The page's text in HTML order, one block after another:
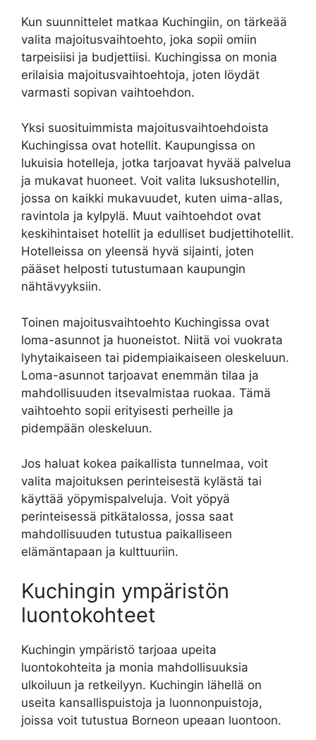
Kun suunnittelet matkaa Kuchingiin, on tärkeää
valita majoitusvaihtoehto, joka sopii omiin
tarpeisiisi ja budjettiisi. Kuchingissa on monia
erilaisia majoitusvaihtoehtoja, joten löydät
varmasti sopivan vaihtoehdon.
Yksi suosituimmista majoitusvaihtoehdoista
Kuchingissa ovat hotellit. Kaupungissa on
lukuisia hotelleja, jotka tarjoavat hyvää palvelua
ja mukavat huoneet. Voit valita luksushotellin,
jossa on kaikki mukavuudet, kuten uima-allas,
ravintola ja kylpylä. Muut vaihtoehdot ovat
keskihintaiset hotellit ja edulliset budjettihotellit.
Hotelleissa on yleensä hyvä sijainti, joten
pääset helposti tutustumaan kaupungin
nähtävyyksiin.
Toinen majoitusvaihtoehto Kuchingissa ovat
loma-asunnot ja huoneistot. Niitä voi vuokrata
lyhytaikaiseen tai pidempiaikaiseen oleskeluun.
Loma-asunnot tarjoavat enemmän tilaa ja
mahdollisuuden itsevalmistaa ruokaa. Tämä
vaihtoehto sopii erityisesti perheille ja
pidempään oleskeluun.
Jos haluat kokea paikallista tunnelmaa, voit
valita majoituksen perinteisestä kylästä tai
käyttää yöpymispalveluja. Voit yöpyä
perinteisessä pitkätalossa, jossa saat
mahdollisuuden tutustua paikalliseen
elämäntapaan ja kulttuuriin.
Kuchingin ympäristön
luontokohteet
Kuchingin ympäristö tarjoaa upeita
luontokohteita ja monia mahdollisuuksia
ulkoiluun ja retkeilyyn. Kuchingin lähellä on
useita kansallispuistoja ja luonnonpuistoja,
joissa voit tutustua Borneon upeaan luontoon.